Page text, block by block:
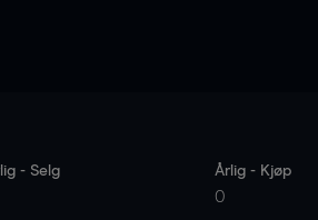
- Selg Årlig - Kjøp
0